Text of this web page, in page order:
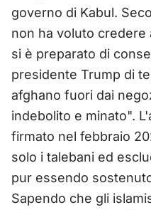
governo di Kabul.
non ha voluto credere
si è preparato di
presidente Trump di
afghano fuori dai
indebolito e minato".
firmato nel febbraio
solo i talebani ed
pur essendo
Sapendo che gli